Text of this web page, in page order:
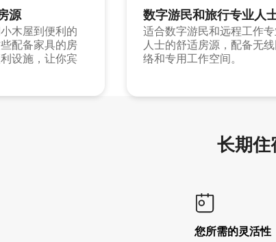
源
木屋到便利的
配备家具的房
设施，让你宾
数字游民和旅行专业人
适合数字游民和远程工作
人士的舒适房源，配备无
络和专用工作空间。
长期住
您所需的灵活性